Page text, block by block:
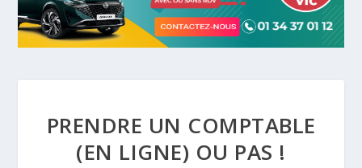
PRENDRE UN COMPTABLE
(EN LIGNE) OU PAS !